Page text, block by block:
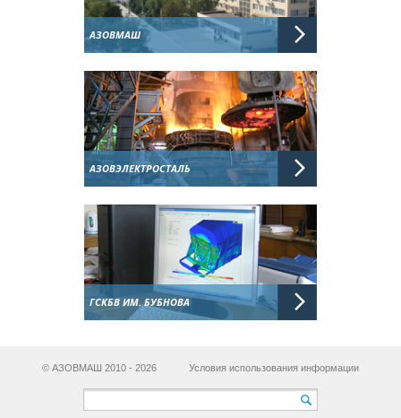
АЗОВМАШ
АЗОВЭЛЕКТРОСТАЛЬ
ГСКБВ ИМ. БУБНОВА
© АЗОВМАШ 2010 - 2026 Условия использования информации